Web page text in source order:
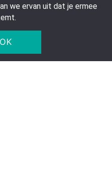
we ervan uit dat je ermee
OK